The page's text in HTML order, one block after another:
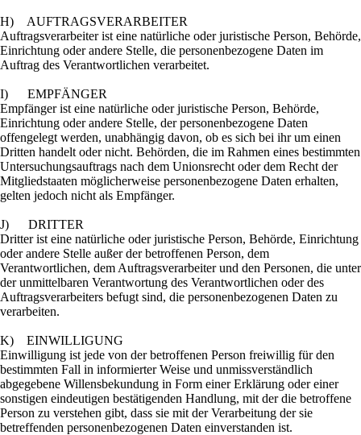
H) AUFTRAGSVERARBEITER
Auftragsverarbeiter ist eine natürliche oder juristische Person, Behörde,
Einrichtung oder andere Stelle, die personenbezogene Daten im
Auftrag des Verantwortlichen verarbeitet.
I) EMPFÄNGER
Empfänger ist eine natürliche oder juristische Person, Behörde,
Einrichtung oder andere Stelle, der personenbezogene Daten
offengelegt werden, unabhängig davon, ob es sich bei ihr um einen
Dritten handelt oder nicht. Behörden, die im Rahmen eines bestimmten
Untersuchungsauftrags nach dem Unionsrecht oder dem Recht der
Mitgliedstaaten möglicherweise personenbezogene Daten erhalten,
gelten jedoch nicht als Empfänger.
J) DRITTER
Dritter ist eine natürliche oder juristische Person, Behörde, Einrichtung
oder andere Stelle außer der betroffenen Person, dem
Verantwortlichen, dem Auftragsverarbeiter und den Personen, die unter
der unmittelbaren Verantwortung des Verantwortlichen oder des
Auftragsverarbeiters befugt sind, die personenbezogenen Daten zu
verarbeiten.
K) EINWILLIGUNG
Einwilligung ist jede von der betroffenen Person freiwillig für den
bestimmten Fall in informierter Weise und unmissverständlich
abgegebene Willensbekundung in Form einer Erklärung oder einer
sonstigen eindeutigen bestätigenden Handlung, mit der die betroffene
Person zu verstehen gibt, dass sie mit der Verarbeitung der sie
betreffenden personenbezogenen Daten einverstanden ist.